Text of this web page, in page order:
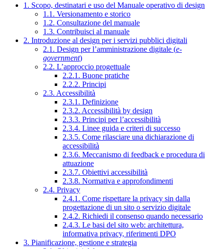
1. Scopo, destinatari e uso del Manuale operativo di design
1.1. Versionamento e storico
1.2. Consultazione del manuale
1.3. Contribuisci al manuale
2. Introduzione al design per i servizi pubblici digitali
2.1. Design per l’amministrazione digitale (e-
government)
2.2. L’approccio progettuale
2.2.1. Buone pratiche
2.2.2. Principi
2.3. Accessibilità
2.3.1. Definizione
2.3.2. Accessibilità by design
2.3.3. Principi per l’accessibilità
2.3.4. Linee guida e criteri di successo
2.3.5. Come rilasciare una dichiarazione di
accessibilità
2.3.6. Meccanismo di feedback e procedura di
attuazione
2.3.7. Obiettivi accessibilità
2.3.8. Normativa e approfondimenti
2.4. Privacy
2.4.1. Come rispettare la privacy sin dalla
progettazione di un sito o servizio digitale
2.4.2. Richiedi il consenso quando necessario
2.4.3. Le basi del sito web: architettura,
informativa privacy, riferimenti DPO
3. Pianificazione, gestione e strategia